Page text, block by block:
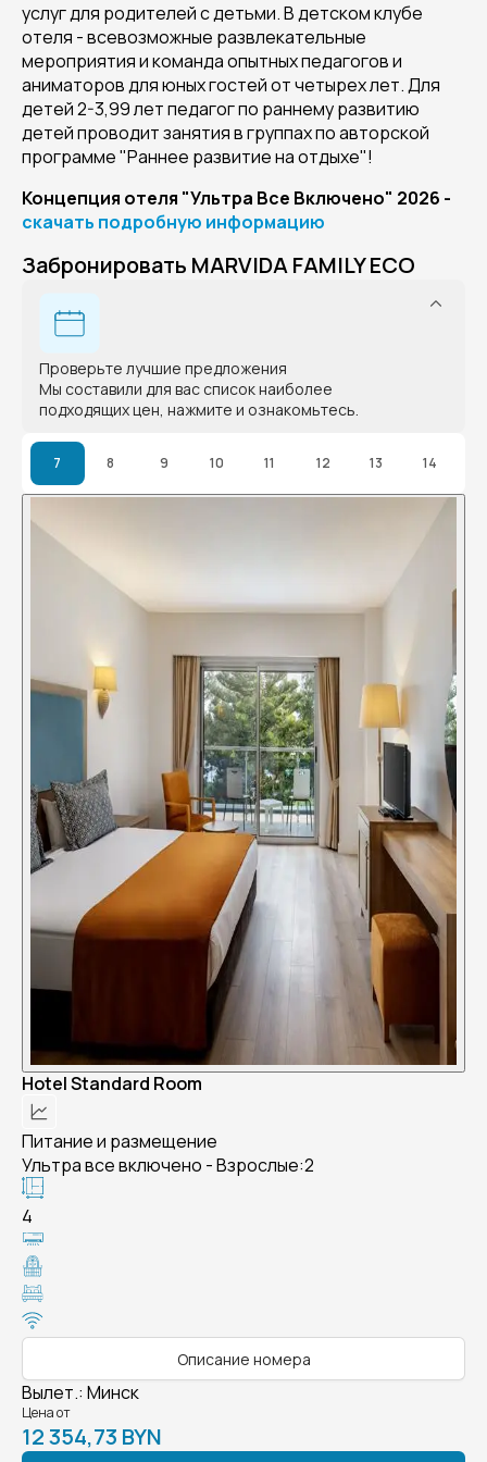
услуг для родителей с детьми. В детском клубе
отеля - всевозможные развлекательные
мероприятия и команда опытных педагогов и
аниматоров для юных гостей от четырех лет. Для
детей 2-3,99 лет педагог по раннему развитию
детей проводит занятия в группах по авторской
программе "Раннее развитие на отдыхе"!
Концепция отеля "Ультра Все Включено" 2026 -
скачать подробную информацию
Забронировать MARVIDA FAMILY ECO
Проверьте лучшие предложения
Мы составили для вас список наиболее
подходящих цен, нажмите и ознакомьтесь.
7 8 9 10 11 12 13 14
Hotel Standard Room
Питание и размещение
Ультра все включено - Взрослые:2
4
Описание номера
Вылет.: Минск
Цена от
12 354,73 BYN